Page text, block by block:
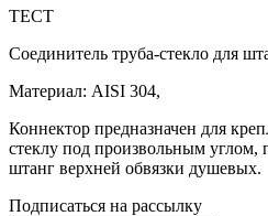
ТЕСТ
Соединитель труба-стекло для
Материал: AISI 304,
Коннектор предназначен для
стеклу под произвольным
штанг верхней обвязки душевых.
Подписаться на рассылку